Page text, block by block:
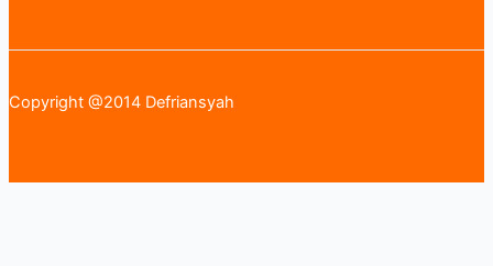
Copyright @2014 Defriansyah